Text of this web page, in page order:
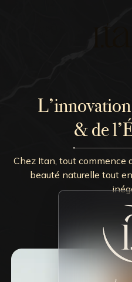
& de
Chez Itan, tout commence
beauté naturelle tout